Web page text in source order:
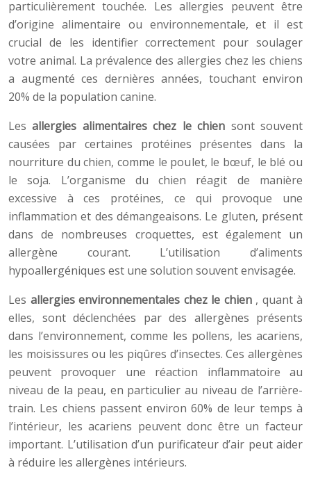
particulièrement touchée. Les allergies peuvent être
d’origine alimentaire ou environnementale, et il est
crucial de les identifier correctement pour soulager
votre animal. La prévalence des allergies chez les chiens
a augmenté ces dernières années, touchant environ
20% de la population canine.
Lesallergies alimentaires chez le chien sont souvent
causées par certaines protéines présentes dans la
nourriture du chien, comme le poulet, le bœuf, le blé ou
le soja. L’organisme du chien réagit de manière
excessive à ces protéines, ce qui provoque une
inflammation et des démangeaisons. Le gluten, présent
dans de nombreuses croquettes, est également un
allergène courant. L’utilisation d’aliments
hypoallergéniques est une solution souvent envisagée.
Les allergies environnementales chez le chien , quant à
elles, sont déclenchées par des allergènes présents
dans l’environnement, comme les pollens, les acariens,
les moisissures ou les piqûres d’insectes. Ces allergènes
peuvent provoquer une réaction inflammatoire au
niveau de la peau, en particulier au niveau de l’arrière-
train. Les chiens passent environ 60% de leur temps à
l’intérieur, les acariens peuvent donc être un facteur
important. L’utilisation d’un purificateur d’air peut aider
à réduire les allergènes intérieurs.